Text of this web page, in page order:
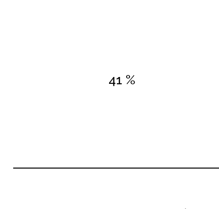
41 %